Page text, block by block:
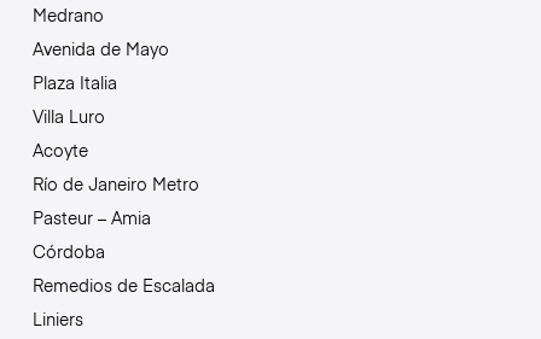
Medrano
Avenida de Mayo
Plaza Italia
Villa Luro
Acoyte
Río de Janeiro Metro
Pasteur – Amia
Córdoba
Remedios de Escalada
Liniers